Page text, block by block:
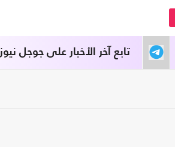
تابع آخر الأخبار على جوجل نيوز